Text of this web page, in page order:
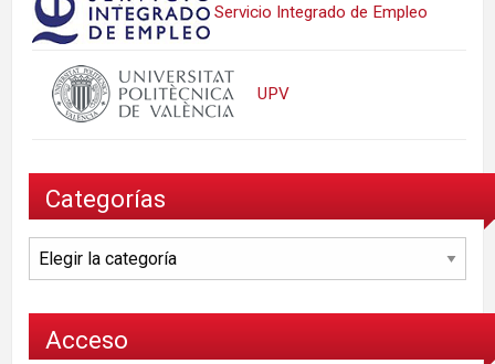
Servicio Integrado de Empleo
UPV
Categorías
Categorías
Acceso